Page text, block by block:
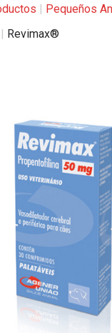
| Pequeños
| Revimax®